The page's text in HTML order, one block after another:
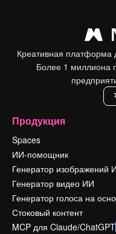
Креативная платформа
Более 1 миллиона
Продукция
Spaces
ИИ-помощник
Генератор изображений
Генератор видео ИИ
Генератор голоса на
Стоковый контент
MCP для Claude/ChatGPT